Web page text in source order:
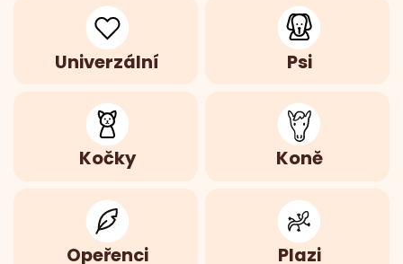
Univerzální Psi
Kočky Koně
Opeřenci Plazi